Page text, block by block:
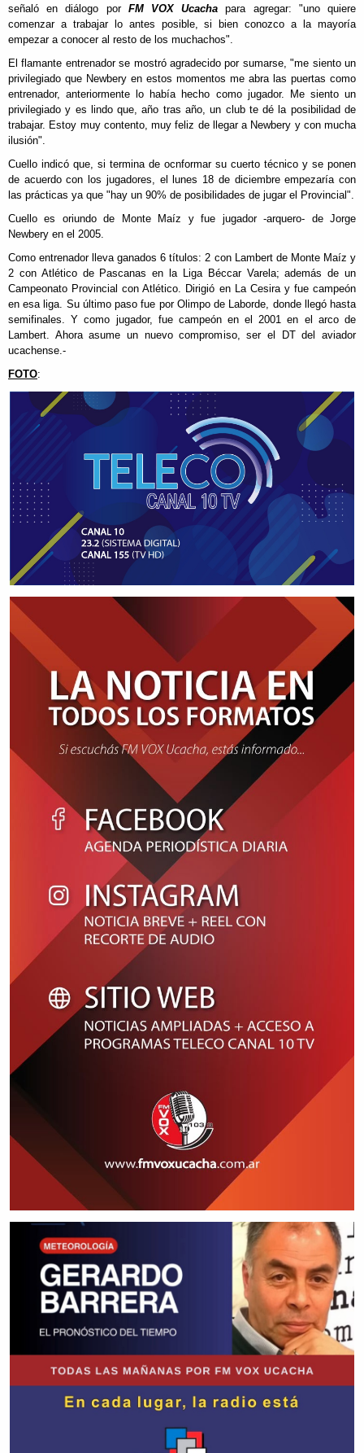
señaló en diálogo por FM VOX Ucacha para agregar: "uno quiere
comenzar a trabajar lo antes posible, si bien conozco a la mayoría
empezar a conocer al resto de los muchachos".
El flamante entrenador se mostró agradecido por sumarse, "me siento un
privilegiado que Newbery en estos momentos me abra las puertas como
entrenador, anteriormente lo había hecho como jugador. Me siento un
privilegiado y es lindo que, año tras año, un club te dé la posibilidad de
trabajar. Estoy muy contento, muy feliz de llegar a Newbery y con mucha
ilusión".
Cuello indicó que, si termina de ocnformar su cuerto técnico y se ponen
de acuerdo con los jugadores, el lunes 18 de diciembre empezaría con
las prácticas ya que "hay un 90% de posibilidades de jugar el Provincial".
Cuello es oriundo de Monte Maíz y fue jugador -arquero- de Jorge
Newbery en el 2005.
Como entrenador lleva ganados 6 títulos: 2 con Lambert de Monte Maíz y
2 con Atlético de Pascanas en la Liga Béccar Varela; además de un
Campeonato Provincial con Atlético. Dirigió en La Cesira y fue campeón
en esa liga. Su último paso fue por Olimpo de Laborde, donde llegó hasta
semifinales. Y como jugador, fue campeón en el 2001 en el arco de
Lambert. Ahora asume un nuevo compromiso, ser el DT del aviador
ucachense.-
FOTO: